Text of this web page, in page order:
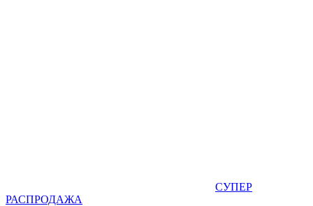
СУПЕР
РАСПРОДАЖА